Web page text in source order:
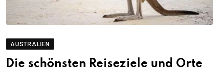
AUSTRALIEN
Die schönsten Reiseziele und Orte